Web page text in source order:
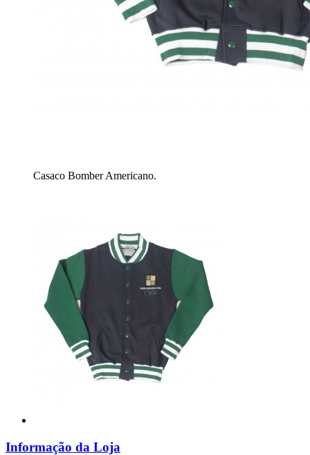
Casaco Bomber Americano.
Informação da Loja